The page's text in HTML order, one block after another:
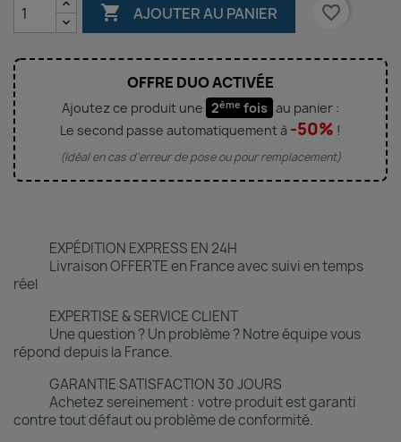
 AJOUTER AU PANIER favorite_border
OFFRE DUO ACTIVÉE
Ajoutez ce produit une 2ème fois au panier :
Le second passe automatiquement à -50% !
(Idéal en cas d'erreur de pose ou pour remplacement)
EXPÉDITION EXPRESS EN 24H
Livraison OFFERTE en France avec suivi en temps
réel
EXPERTISE & SERVICE CLIENT
Une question ? Un problème ? Notre équipe vous
répond depuis la France.
GARANTIE SATISFACTION 30 JOURS
Achetez sereinement : votre produit est garanti
contre tout défaut ou problème de conformité.